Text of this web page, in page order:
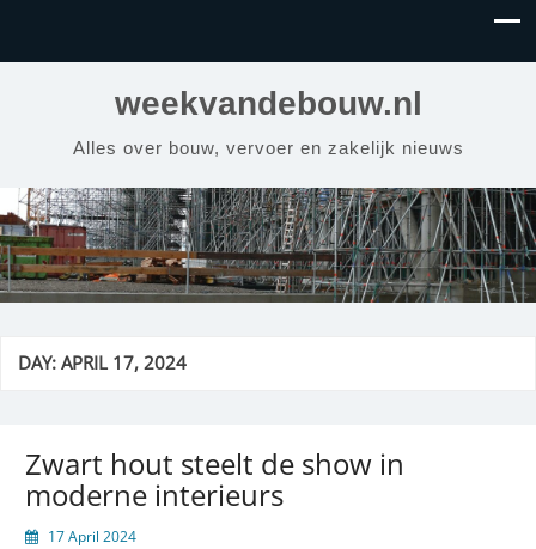
weekvandebouw.nl
Alles over bouw, vervoer en zakelijk nieuws
DAY:APRIL 17, 2024
Zwart hout steelt de show in
moderne interieurs
17 April 2024